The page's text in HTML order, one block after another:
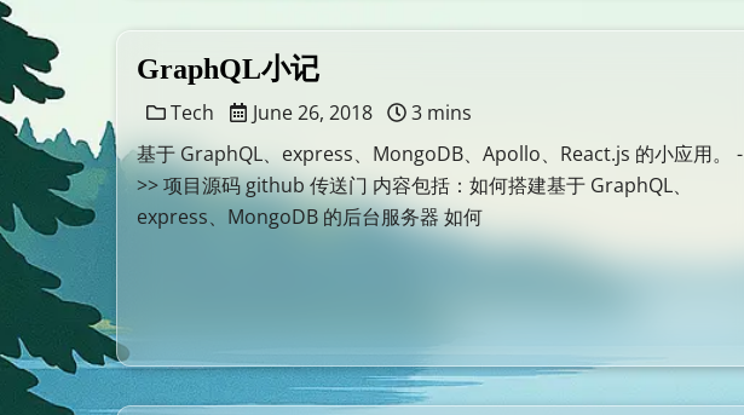
GraphQL小记
Tech June 26, 2018
3 mins
基于 GraphQL、express、MongoDB、Apollo、React.js 的小应用。 -
>> 项目源码 github 传送门 内容包括：如何搭建基于 GraphQL、
express、MongoDB 的后台服务器 如何